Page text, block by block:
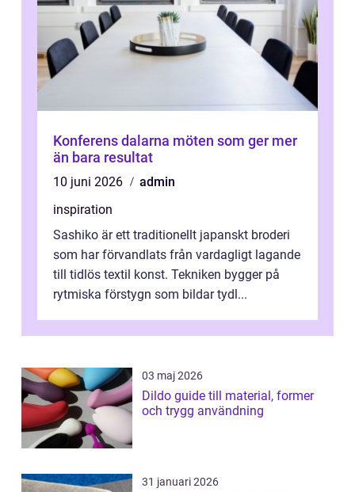
Konferens dalarna möten som ger mer
än bara resultat
10 juni 2026
admin
inspiration
Sashiko är ett traditionellt japanskt broderi
som har förvandlats från vardagligt lagande
till tidlös textil konst. Tekniken bygger på
rytmiska förstygn som bildar tydl...
03 maj 2026
Dildo guide till material, former
och trygg användning
31 januari 2026